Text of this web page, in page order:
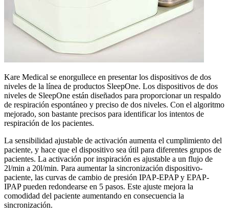
Kare Medical se enorgullece en presentar los dispositivos de dos
niveles de la línea de productos SleepOne. Los dispositivos de dos
niveles de SleepOne están diseñados para proporcionar un respaldo
de respiración espontáneo y preciso de dos niveles. Con el algoritmo
mejorado, son bastante precisos para identificar los intentos de
respiración de los pacientes.
La sensibilidad ajustable de activación aumenta el cumplimiento del
paciente, y hace que el dispositivo sea útil para diferentes grupos de
pacientes. La activación por inspiración es ajustable a un flujo de
2l/min a 20l/min. Para aumentar la sincronización dispositivo-
paciente, las curvas de cambio de presión IPAP-EPAP y EPAP-
IPAP pueden redondearse en 5 pasos. Este ajuste mejora la
comodidad del paciente aumentando en consecuencia la
sincronización.